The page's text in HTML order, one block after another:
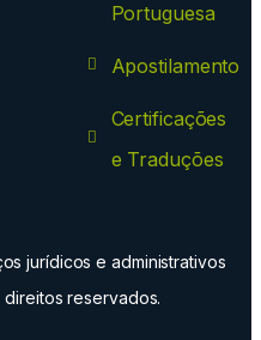
Portuguesa
Apostilamento
Certificações
e Traduções
jurídicos e administrativos
reservados.